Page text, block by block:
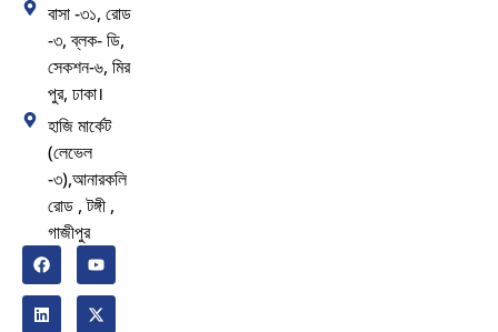
বাসা -৩১, রোড
-৩, ব্লক- ডি,
সেকশন-৬, মির
পুর, ঢাকা।
হাজি মার্কেট
(লেভেল
-৩),আনারকলি
রোড , টঙ্গী ,
গাজীপুর